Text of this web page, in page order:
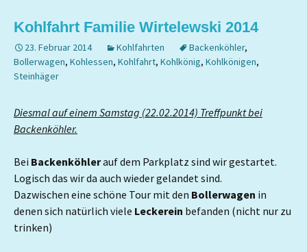
Kohlfahrt Familie Wirtelewski 2014
23. Februar 2014 Kohlfahrten Backenköhler,
Bollerwagen, Kohlessen, Kohlfahrt, Kohlkönig, Kohlkönigen,
Steinhäger
Diesmal auf einem Samstag (22.02.2014) Treffpunkt bei
Backenköhler.
Bei Backenköhlerauf dem Parkplatz sind wir gestartet.
Logisch das wir da auch wieder gelandet sind.
Dazwischen eine schöne Tour mit den Bollerwagen in
denen sich natürlich viele Leckerein befanden (nicht nur zu
trinken)